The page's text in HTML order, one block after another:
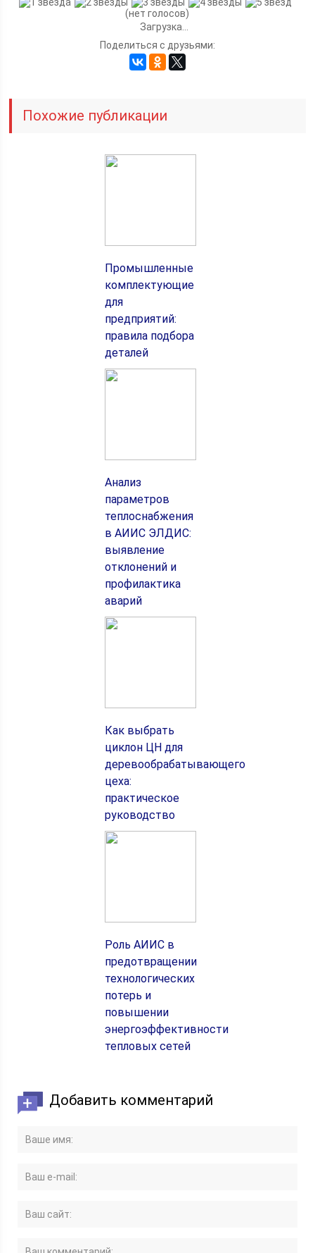
(нет голосов)
Загрузка...
Поделиться с друзьями:
Похожие публикации
Промышленные
комплектующие
для
предприятий:
правила подбора
деталей
Анализ
параметров
теплоснабжения
в АИИС ЭЛДИС:
выявление
отклонений и
профилактика
аварий
Как выбрать
циклон ЦН для
деревообрабатывающего
цеха:
практическое
руководство
Роль АИИС в
предотвращении
технологических
потерь и
повышении
энергоэффективности
тепловых сетей
Добавить комментарий